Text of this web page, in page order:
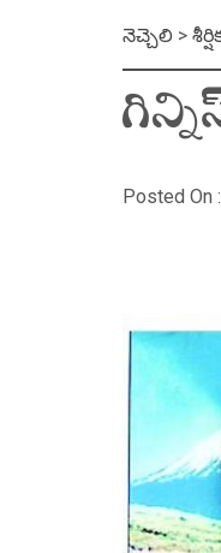
నెచ్చెలి >
Posted On :